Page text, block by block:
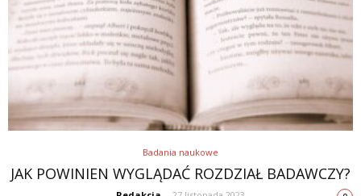
Badania naukowe
JAK POWINIEN WYGLĄDAĆ ROZDZIAŁ BADAWCZY?